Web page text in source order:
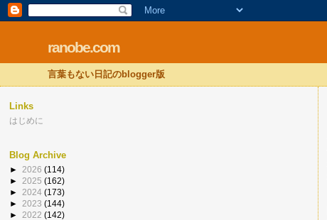
ranobe.com
言葉もない日記のblogger版
Links
はじめに
Blog Archive
► 2026 (114)
► 2025 (162)
► 2024 (173)
► 2023 (144)
► 2022 (142)